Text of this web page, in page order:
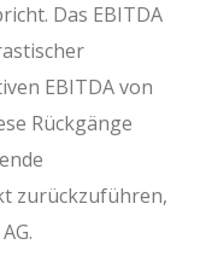
Das EBITDA
EBITDA von
Rückgänge
zurückzuführen,